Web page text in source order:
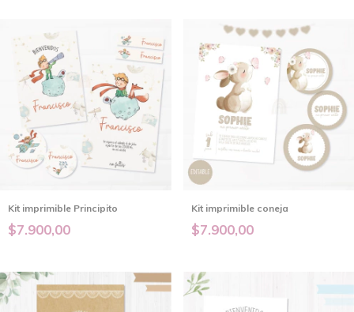
Kit imprimible Principito
$7.900,00
Kit imprimible coneja
$7.900,00